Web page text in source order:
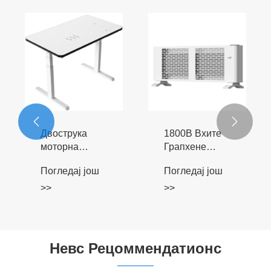
Двострука
моторна
плоча за
дизање белог
Погледај још
>>
1800В Вхите
Грапхене
Елецтриц
Грејач
Погледај још
>>
 
Невс Рецоммендатионс